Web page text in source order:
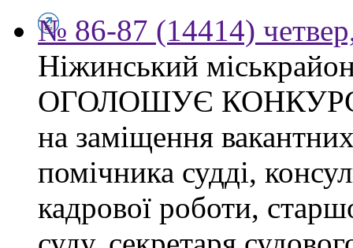
№ 86-87 (14414)
Ніжинський
ОГОЛОШУЄ
на заміщення
помічника судді,
кадрової роботи,